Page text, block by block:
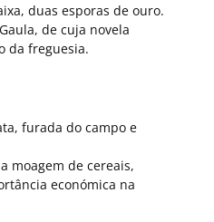
duas esporas de ouro.
de cuja novela
da freguesia.
furada do campo e
moagem de cereais,
económica na